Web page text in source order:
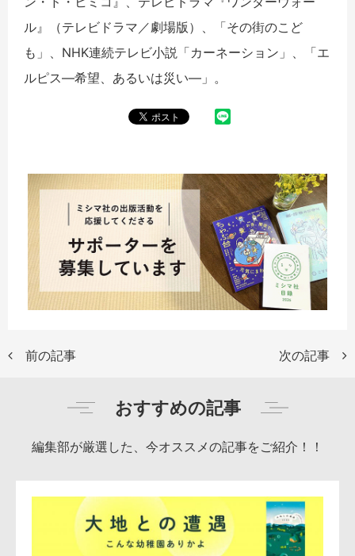
ル』（テレビドラマ／劇場版）、「その街のこど
も」、NHK連続テレビ小説「カーネーション」、「エ
ルピス―希望、あるいは災い―」。
前の記事 次の記事
おすすめの記事
編集部が厳選した、今オススメの記事をご紹介！！